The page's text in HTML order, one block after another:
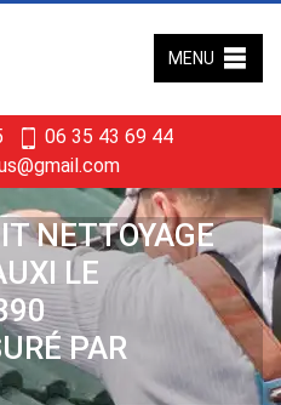
06 35 43 69 44
MENU
NETTOYAGE
LE
PAR